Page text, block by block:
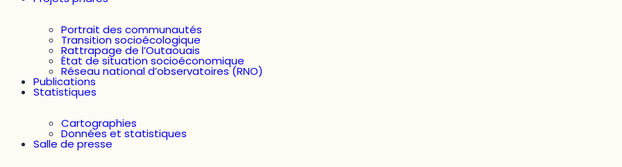
Portrait des communautés
Transition socioécologique
Rattrapage de l’Outaouais
État de situation socioéconomique
Réseau national d’observatoires (RNO)
Publications
Statistiques
Cartographies
Données et statistiques
Salle de presse